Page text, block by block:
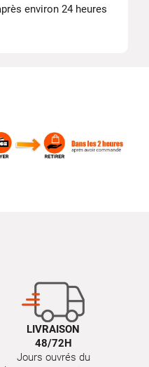
environ 24 heures
LIVRAISON
48/72H
Jours ouvrés du